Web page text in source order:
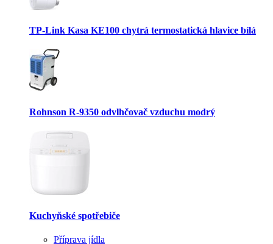
TP-Link Kasa KE100 chytrá termostatická hlavice bílá
Rohnson R-9350 odvlhčovač vzduchu modrý
Kuchyňské spotřebiče
Příprava jídla